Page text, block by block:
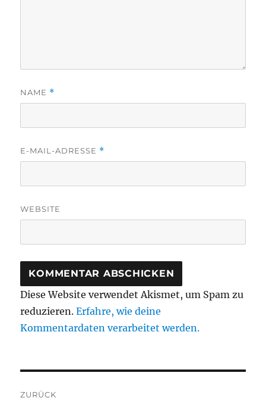
NAME *
E-MAIL-ADRESSE *
WEBSITE
Diese Website verwendet Akismet, um Spam zu
reduzieren.Erfahre, wie deine
Kommentardaten verarbeitet werden.
ZURÜCK